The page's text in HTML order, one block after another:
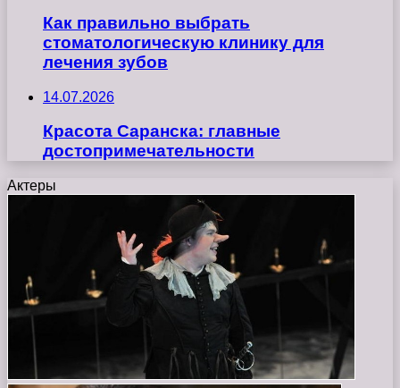
Как правильно выбрать
стоматологическую клинику для
лечения зубов
14.07.2026
Красота Саранска: главные
достопримечательности
Актеры